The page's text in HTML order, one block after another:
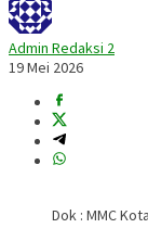
Admin Redaksi 2
19 Mei 2026
Dok : MMC